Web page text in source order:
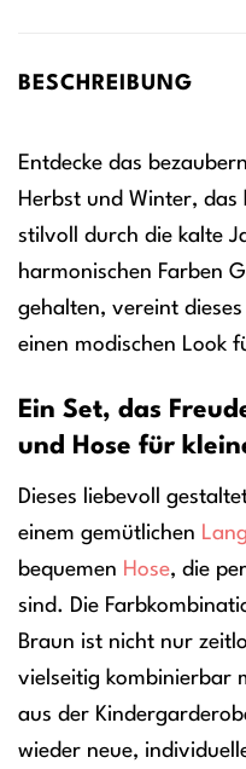
BESCHREIBUNG
Entdecke das
Herbst und Winter, das
stilvoll durch die kalte
harmonischen Farben
gehalten, vereint
einen modischen Look
Ein Set, das
und Hose für
Dieses liebevoll
einem gemütlichen
bequemen Hose, die
sind. Die
Braun ist nicht nur
vielseitig kombinierbar
aus der
wieder neue,